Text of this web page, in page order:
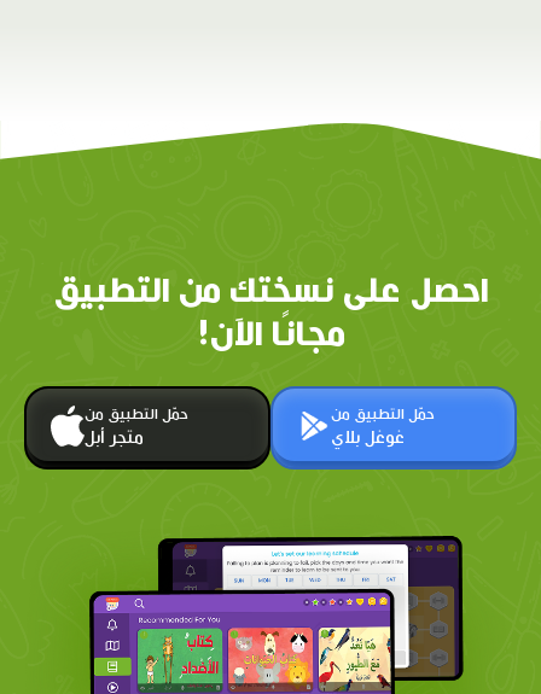
احصل على نسختك من التطبيق
مجانًا الآن!
حمّل التطبيق من
متجر أبل
حمّل التطبيق من
غوغل بلاي